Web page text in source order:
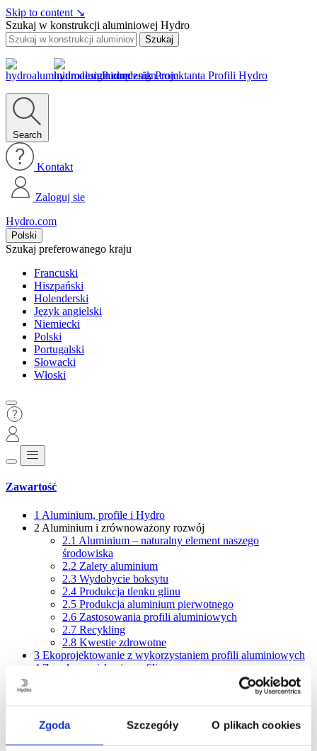
Zgoda Szczegóły O plikach cookies
Skip to content ↘
Szukaj w konstrukcji aluminiowej Hydro
Szukaj
Podręcznik Projektanta Profili Hydro
Search
Kontakt
Zaloguj sie
Hydro.com
Polski
Szukaj preferowanego kraju
Francuski
Hiszpański
Holenderski
Język angielski
Niemiecki
Polski
Portugalski
Słowacki
Włoski
Zawartość
1 Aluminium, profile i Hydro
2 Aluminium i zrównoważony rozwój
2.1 Aluminium – naturalny element naszego
środowiska
2.2 Zalety aluminium
2.3 Wydobycie boksytu
2.4 Produkcja tlenku glinu
2.5 Produkcja aluminium pierwotnego
2.6 Zastosowania profili aluminiowych
2.7 Recykling
2.8 Kwestie zdrowotne
3 Ekoprojektowanie z wykorzystaniem profili aluminiowych
4 Zasady wyciskania profili
7Kilka ogólnych wskazówek projektowych
8Bank pomysłów – połączenia mechaniczne
9Klejenie i oklejanie taśmą
10Łączenie przez spawanie